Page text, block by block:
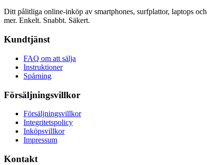
Ditt pålitliga online-inköp av smartphones, surfplattor, laptops och
mer. Enkelt. Snabbt. Säkert.
Kundtjänst
FAQ om att sälja
Instruktioner
Spårning
Försäljningsvillkor
Försäljningsvillkor
Integritetspolicy
Inköpsvillkor
Impressum
Kontakt